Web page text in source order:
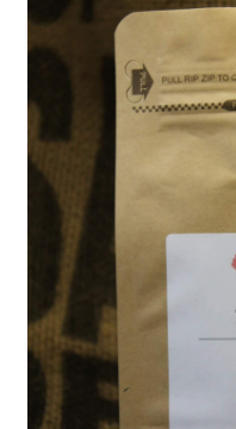
Newsletter
Über Uns
Versandarten
Vertrag widerrufen
Warenkorb